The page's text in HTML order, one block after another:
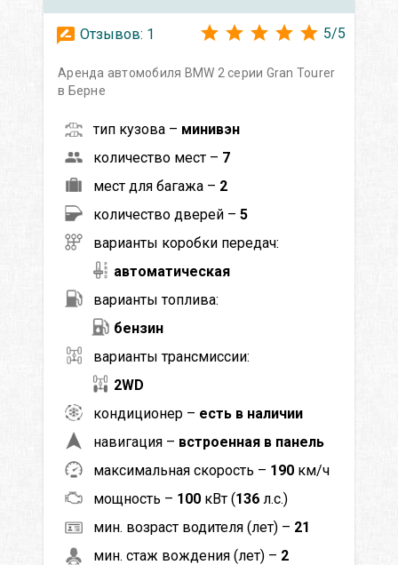
Отзывов: 1 5/5
Аренда автомобиля BMW 2 серии Gran Tourer
в Берне
тип кузова – минивэн
количество мест – 7
мест для багажа – 2
количество дверей – 5
варианты коробки передач:
автоматическая
варианты топлива:
бензин
варианты трансмиссии:
2WD
кондиционер – есть в наличии
навигация – встроенная в панель
максимальная скорость – 190 км/ч
мощность – 100 кВт (136 л.с.)
мин. возраст водителя (лет) – 21
мин. стаж вождения (лет) – 2